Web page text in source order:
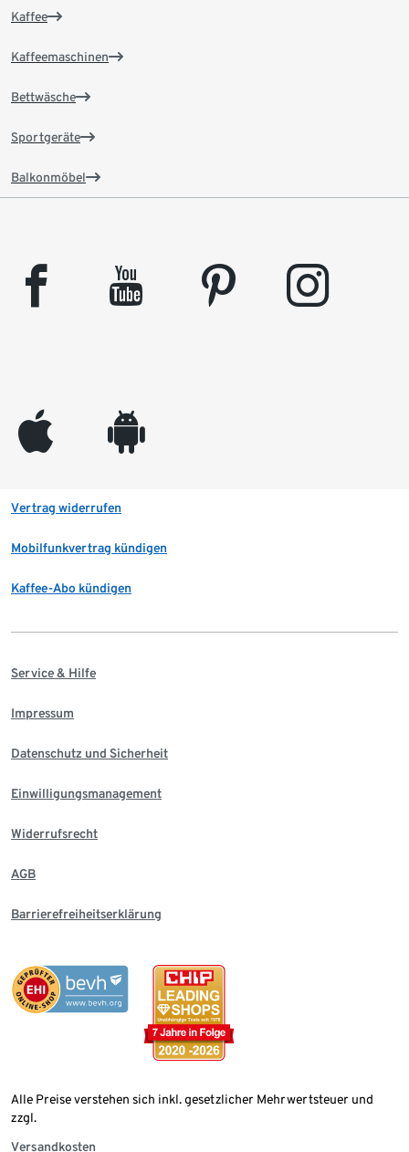
Kaffee
Kaffeemaschinen
Bettwäsche
Sportgeräte
Balkonmöbel
facebook youtube pinterest instagram
appleinc android
Vertrag widerrufen
Mobilfunkvertrag kündigen
Kaffee-Abo kündigen
Service & Hilfe
Impressum
Datenschutz und Sicherheit
Einwilligungsmanagement
Widerrufsrecht
AGB
Barrierefreiheitserklärung
Alle Preise verstehen sich inkl. gesetzlicher Mehrwertsteuer und
zzgl.
Versandkosten